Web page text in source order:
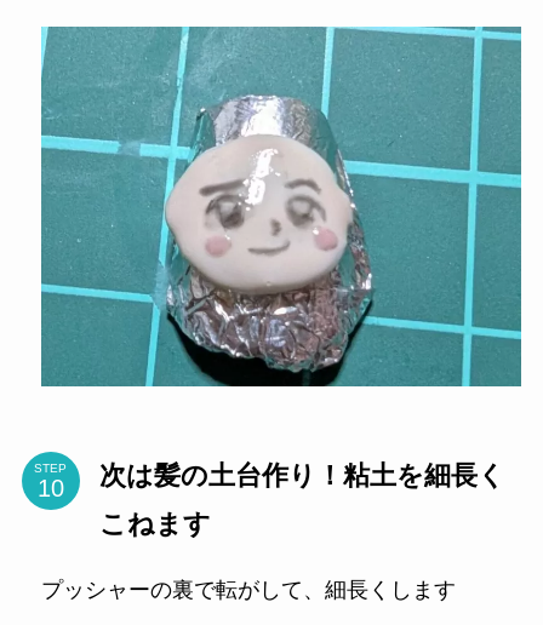
STEP
次は髪の土台作り！粘土を細長く
こねます
プッシャーの裏で転がして、細長くします